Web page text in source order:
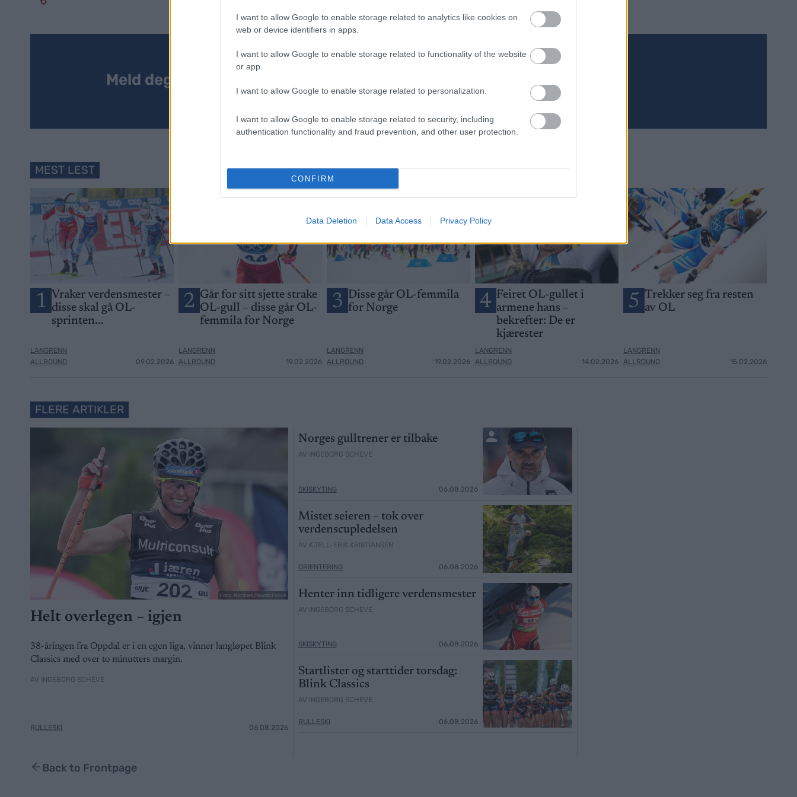
I want to allow Google to enable storage related to analytics like cookies on
web or device identifiers in apps.
I want to allow Google to enable storage related to functionality of the website
or app.
I want to allow Google to enable storage related to personalization.
I want to allow Google to enable storage related to security, including
authentication functionality and fraud prevention, and other user protection.
CONFIRM
Data Deletion Data Access Privacy Policy
Meld deg på vårt nyhetsbrev Meld deg på
MEST LEST
1 Vraker verdensmester –
disse skal gå OL-
sprinten...
LANGRENN
ALLROUND
09.02.2026
2 Går for sitt sjette strake
OL-gull – disse går OL-
femmila for Norge
LANGRENN
ALLROUND
19.02.2026
3 Disse går OL-femmila
for Norge
LANGRENN
ALLROUND
19.02.2026
4 Feiret OL-gullet i
armene hans –
bekrefter: De er
kjærester
LANGRENN
ALLROUND
14.02.2026
5 Trekker seg fra resten
av OL
LANGRENN
ALLROUND
15.02.2026
FLERE ARTIKLER
Foto: Nordnes/NordicFocus
Helt overlegen – igjen
38-åringen fra Oppdal er i en egen liga, vinner langløpet Blink
Classics med over to minutters margin.
AV INGEBORG SCHEVE
RULLESKI 06.08.2026
Norges gulltrener er tilbake
AV INGEBORG SCHEVE
SKISKYTING 06.08.2026
Mistet seieren – tok over
verdenscupledelsen
AV KJELL-ERIK KRISTIANSEN
ORIENTERING 06.08.2026
Henter inn tidligere verdensmester
AV INGEBORG SCHEVE
SKISKYTING 06.08.2026
Startlister og starttider torsdag:
Blink Classics
AV INGEBORG SCHEVE
RULLESKI 06.08.2026
Back to Frontpage